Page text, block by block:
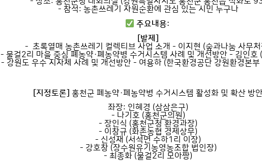
- 참석: 농촌쓰레기 자원순환에 관심 있는 시민 누구나
주요내용:
[발제]
- 초록열매 농촌쓰레기 컬렉티브 사업 소개 - 이지현 (숲과나눔 사무처
- 물걸2리 마을 중심 폐농약·폐농약병 수거시스템 사례 및 개선방안 - 김인호
- 강원도 우수 지자체 사례 및 개선방안 - 여용하 (한국환경공단 강원환경본부
[지정토론] 홍천군 폐농약·폐농약병 수거시스템 활성화 및 확산 방
좌장: 인혜경 (삼삼은구)
- 나기호 (홍천군의원)
- 장인식 (홍천군청 환경과장)
- 이창규 (화촌농협 경제상무)
- 신성재 (서석면 수하1리 이장)
- 강호창 (장수원유기농영농조합 법인장)
- 최종화 (물걸2리 모아짱)